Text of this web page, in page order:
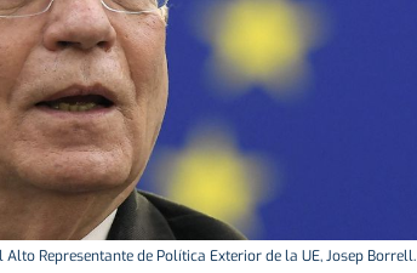
Alto Representante de Política Exterior de la UE, Josep Borrell.